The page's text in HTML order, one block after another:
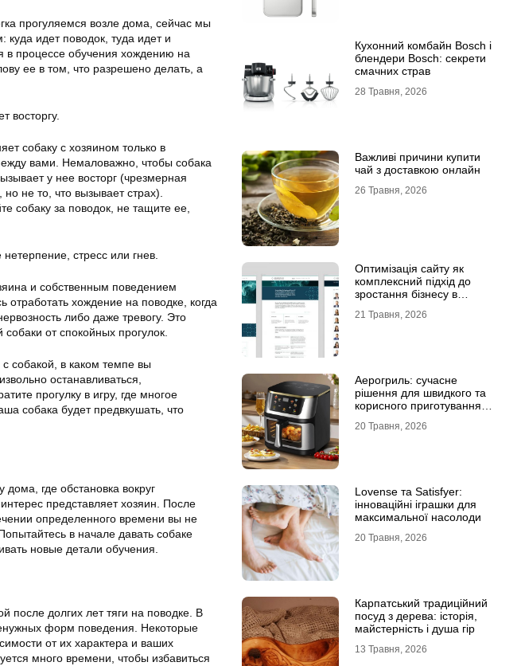
прогуляемся возле дома, сейчас мы
идет поводок, туда идет и
в процессе обучения хождению на
ее в том, что разрешено делать, а
восторгу.
собаку с хозяином только в
вами. Немаловажно, чтобы собака
у нее восторг (чрезмерная
не то, что вызывает страх).
собаку за поводок, не тащите ее,
стресс или гнев.
и собственным поведением
отработать хождение на поводке, когда
либо даже тревогу. Это
от спокойных прогулок.
с собакой, в каком темпе вы
останавливаться,
прогулку в игру, где многое
собака будет предвкушать, что
дома, где обстановка вокруг
представляет хозяин. После
определенного времени вы не
в начале давать собаке
новые детали обучения.
после долгих лет тяги на поводке. В
форм поведения. Некоторые
от их характера и ваших
много времени, чтобы избавиться
Кухонний комбайн Bosch і
блендери Bosch: секрети
смачних страв
28 Травня, 2026
Важливі причини купити
чай з доставкою онлайн
26 Травня, 2026
Оптимізація сайту як
комплексний підхід до
зростання бізнесу в
21 Травня, 2026
Аерогриль: сучасне
рішення для швидкого та
корисного приготування
20 Травня, 2026
Lovense та Satisfyer:
інноваційні іграшки для
максимальної насолоди
20 Травня, 2026
Карпатський традиційний
посуд з дерева: історія,
майстерність і душа гір
13 Травня, 2026